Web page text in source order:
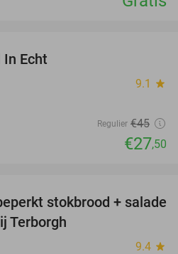
Echt
9.1 star
Regulier €45
€27,50
44%
stokbrood + salade
Terborgh
9.4 star